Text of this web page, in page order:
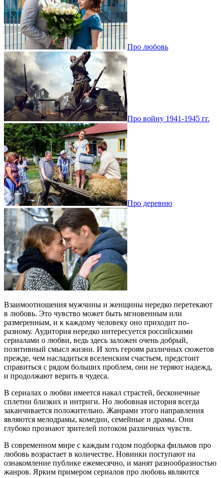
Про любовь
Про войну 1941-1945 гг.
Про деревню
Взаимоотношения мужчины и женщины нередко перетекают
в любовь. Это чувство может быть мгновенным или
размеренным, и к каждому человеку оно приходит по-
разному. Аудитория нередко интересуется российскими
сериалами о любви, ведь здесь заложен очень добрый,
позитивный смысл жизни. И хоть героям различных сюжетов
прежде, чем насладиться вселенским счастьем, предстоит
справиться с рядом больших проблем, они не теряют надежд,
и продолжают верить в чудеса.
В сериалах о любви имеется накал страстей, бесконечные
сплетни близких и интриги. Но любовная история всегда
заканчивается положительно. Жанрами этого направления
являются мелодрамы, комедии, семейные и драмы. Они
глубоко прознают зрителей потоком различных чувств.
В современном мире с каждым годом подборка фильмов про
любовь возрастает в количестве. Новинки поступают на
ознакомление публике ежемесячно, и манят разнообразностью
жанров. Ярким примером сериалов про любовь являются